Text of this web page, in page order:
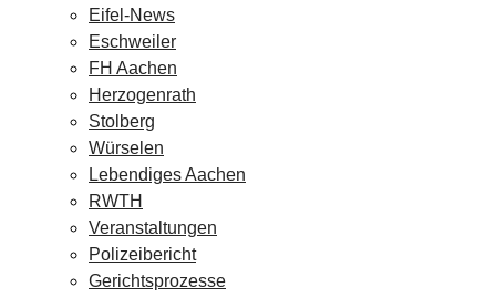
Eifel-News
Eschweiler
FH Aachen
Herzogenrath
Stolberg
Würselen
Lebendiges Aachen
RWTH
Veranstaltungen
Polizeibericht
Gerichtsprozesse